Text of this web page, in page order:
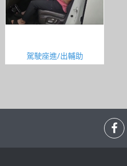
駕駛座進/出輔助